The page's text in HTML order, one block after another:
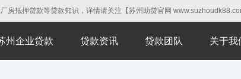
房抵押贷款等贷款知识，详情请关注【苏州助贷官网
州企业贷款 贷款资讯 贷款团队 关于我